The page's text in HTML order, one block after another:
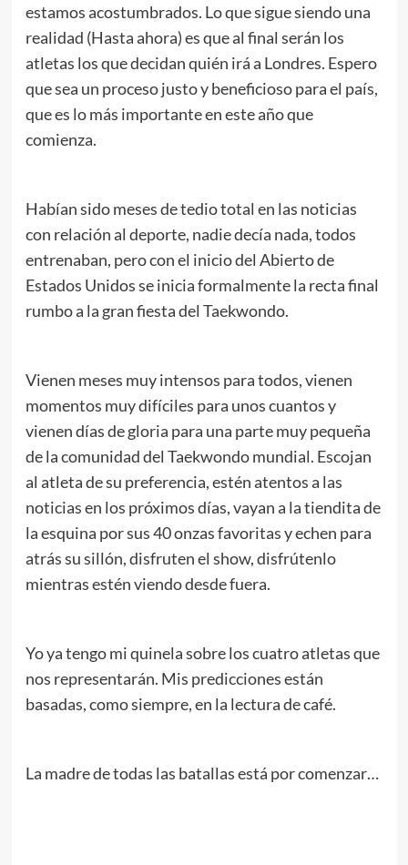
estamos acostumbrados. Lo que sigue siendo una
realidad (Hasta ahora) es que al final serán los
atletas los que decidan quién irá a Londres. Espero
que sea un proceso justo y beneficioso para el país,
que es lo más importante en este año que
comienza.
Habían sido meses de tedio total en las noticias
con relación al deporte, nadie decía nada, todos
entrenaban, pero con el inicio del Abierto de
Estados Unidos se inicia formalmente la recta final
rumbo a la gran fiesta del Taekwondo.
Vienen meses muy intensos para todos, vienen
momentos muy difíciles para unos cuantos y
vienen días de gloria para una parte muy pequeña
de la comunidad del Taekwondo mundial. Escojan
al atleta de su preferencia, estén atentos a las
noticias en los próximos días, vayan a la tiendita de
la esquina por sus 40 onzas favoritas y echen para
atrás su sillón, disfruten el show, disfrútenlo
mientras estén viendo desde fuera.
Yo ya tengo mi quinela sobre los cuatro atletas que
nos representarán. Mis predicciones están
basadas, como siempre, en la lectura de café.
La madre de todas las batallas está por comenzar…